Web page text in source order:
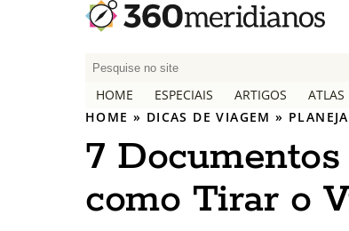
P
q
u
s
a
HOME ESPECIAIS ARTIGOS ATLAS
HOME » DICAS DE VIAGEM »
7
como Tirar o